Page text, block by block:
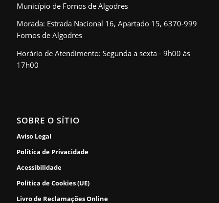
Município de Fornos de Algodres
Morada: Estrada Nacional 16, Apartado 15, 6370-999
Fornos de Algodres
Horário de Atendimento: Segunda a sexta - 9h00 às
17h00
SOBRE O SÍTIO
Aviso Legal
Política de Privacidade
Acessibilidade
Política de Cookies (UE)
Livro de Reclamações Online